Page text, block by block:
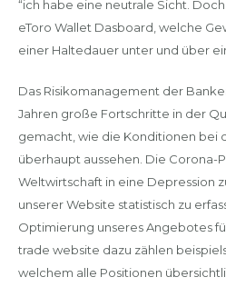
“ich habe eine neutrale Sicht.
eToro Wallet Dasboard, welche
einer Haltedauer unter und über
Das Risikomanagement der
Jahren große Fortschritte in der
gemacht, wie die Konditionen bei
überhaupt aussehen. Die Corona-
Weltwirtschaft in eine Depression
unserer Website statistisch zu
Optimierung unseres Angebotes
trade website dazu zählen
welchem alle Positionen